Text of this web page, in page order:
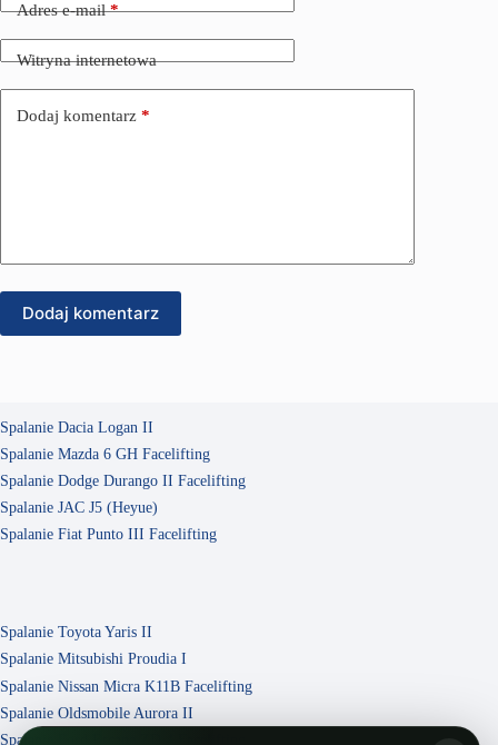
Adres e-mail*
Witryna internetowa
Dodaj komentarz *
Dodaj komentarz
Spalanie Dacia Logan II
Spalanie Mazda 6 GH Facelifting
Spalanie Dodge Durango II Facelifting
Spalanie JAC J5 (Heyue)
Spalanie Fiat Punto III Facelifting
Spalanie Toyota Yaris II
Spalanie Mitsubishi Proudia I
Spalanie Nissan Micra K11B Facelifting
Spalanie Oldsmobile Aurora II
Spalanie Ford Escape ZD 4 Facelifting